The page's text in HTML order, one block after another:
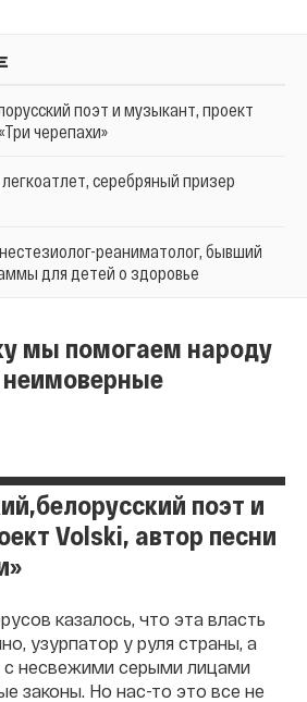
поэт и музыкант, проект
черепахи»
серебряный призер
реаниматолог, бывший
для детей о здоровье
мы помогаем народу
неимоверные
поэт и
Volski, автор песни
казалось, что эта власть
узурпатор у руля страны, а
с несвежими серыми лицами
законы. Но нас-то это все не